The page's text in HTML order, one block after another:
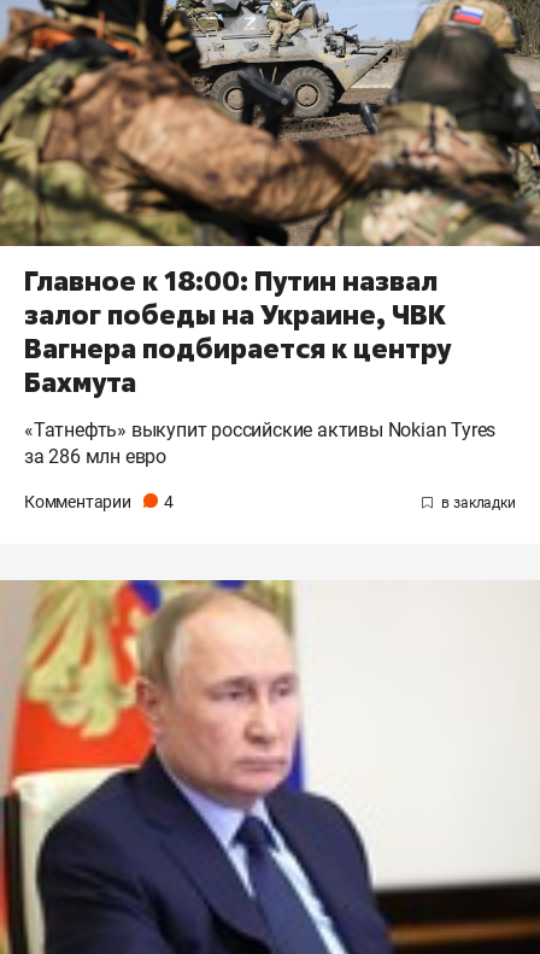
Главное к 18:00: Путин назвал
залог победы на Украине, ЧВК
Вагнера подбирается к центру
Бахмута
«Татнефть» выкупит российские активы Nokian Tyres
за 286 млн евро
Комментарии 4